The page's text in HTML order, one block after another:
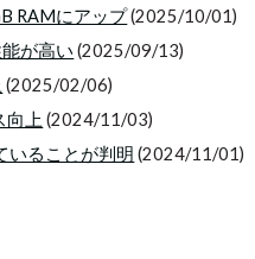
RAMにアップ(2025/10/01)
が高い (2025/09/13)
(2025/02/06)
向上(2024/11/03)
いることが判明 (2024/11/01)